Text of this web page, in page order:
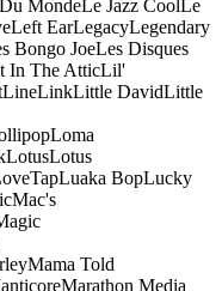
MondeLe Jazz CoolLe
Left EarLegacyLegendary
Bongo JoeLes Disques
In The AtticLil'
LinkLittle DavidLittle
Loma
LotusLotus
Luaka BopLucky
Mac's
Mama Told
Marathon Media